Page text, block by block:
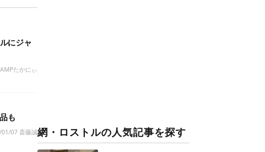
にジャ
たかにぃ
も
07 斎藤誠網・ロストルの人気記事を探す